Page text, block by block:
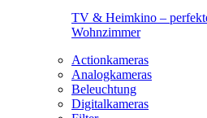
TV & Heimkino –
Wohnzimmer
Actionkameras
Analogkameras
Beleuchtung
Digitalkameras